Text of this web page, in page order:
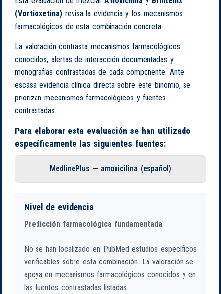
(Vortioxetina) revisa la evidencia y los mecanismos
farmacológicos de esta combinación concreta.
La valoración contrasta mecanismos farmacológicos
conocidos, alertas de interacción documentadas y
monografías contrastadas de cada componente. Ante
escasa evidencia clínica directa sobre este binomio, se
priorizan mecanismos farmacológicos y fuentes
contrastadas.
Para elaborar esta evaluación se han utilizado
específicamente las siguientes fuentes:
MedlinePlus — amoxicilina (español)
Nivel de evidencia
Predicción farmacológica fundamentada
No se han localizado en PubMed estudios específicos
verificables sobre esta combinación. La valoración se
apoya en mecanismos farmacológicos conocidos y en
las fuentes contrastadas listadas.